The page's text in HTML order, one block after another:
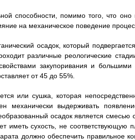
способности, помимо того, что
на механическое поведение
осадок, который
различные реологические
закупоривания и
от 45 до 55%.
или сушка, которая
механически выдерживать
осадок является
иметь сухость, не соответствующую
должно обеспечить правильное